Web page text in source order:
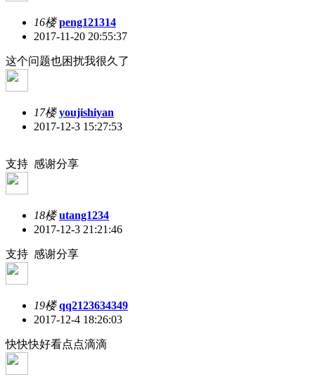
16楼 peng121314
2017-11-20 20:55:37
这个问题也困扰我很久了
17楼 youjishiyan
2017-12-3 15:27:53
支持 感谢分享
18楼 utang1234
2017-12-3 21:21:46
支持 感谢分享
19楼 qq2123634349
2017-12-4 18:26:03
快快快好看点点滴滴